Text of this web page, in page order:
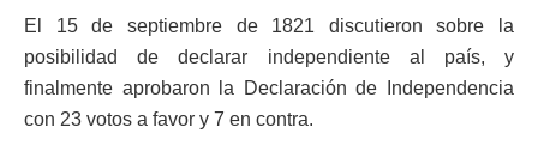
El 15 de septiembre de 1821 discutieron sobre la
posibilidad de declarar independiente al país, y
finalmente aprobaron la Declaración de Independencia
con 23 votos a favor y 7 en contra.